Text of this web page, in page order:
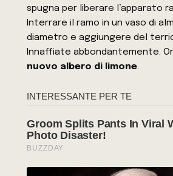
spugna per liberare l’apparato
Interrare il ramo in un vaso di
diametro e aggiungere del
Innaffiate abbondantemente.
nuovo albero di limone.